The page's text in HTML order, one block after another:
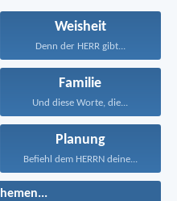
Weisheit
Denn der HERR gibt...
Familie
Und diese Worte, die...
Planung
Befiehl dem HERRN deine...